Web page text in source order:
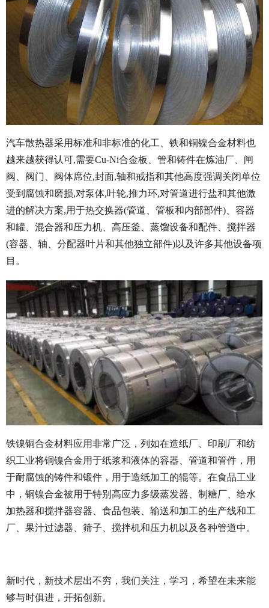
汽车散热器采用标准和非标准的化工、铁和铜镍合金材料也
越来越获得认可,需要Cu-Ni合金板、管和铸件在炼油厂、闸
阀、阀门、阀体席位,封面,轴和戒指和其他高度强调关闭单位
受到腐蚀和磨损,对泵体,叶轮,推力环,对管道进行盐和其他激
进的解决方案,用于热交换器(管道、管板和内部部件)、容器
和罐、混合器和压力机、高压釜、蒸馏设备和配件、搅拌器
(容器、轴、分配器叶片和其他独立部件)以及许多其他设备项
目。
铁镍铜合金材料应用非常广泛，列如在造纸厂、印刷厂和纺
织工业将铜镍合金用于纸浆和液体的容器、管道和管件，用
于耐腐蚀的铸件和锻件，用于造纸加工的辊等。在食品工业
中，铜镍合金被用于特别高应力多级蒸发器、制糖厂、给水
加热器和搅拌器容器、食品包装、输送和加工的生产线和工
厂、果汁过滤器、筛子、搅拌机和压力机以及各种管道中。
新时代，新技术层出不穷，我们关注，学习，希望在未来能
够与时俱进，开拓创新。